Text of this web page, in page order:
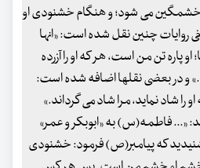
می شود؛ و هنگام خشنودی او
روایات چنین نقل شده است: «انها
پاره تن من است، هر که او را آزرده
و در بعضی نقلها اضافه شده است:
را شاد نماید، مرا شاد می گرداند.»
«... فاطمه(س) به «ابوبکر و عمر»
که پیامبر(ص) فرمود: خشنودی